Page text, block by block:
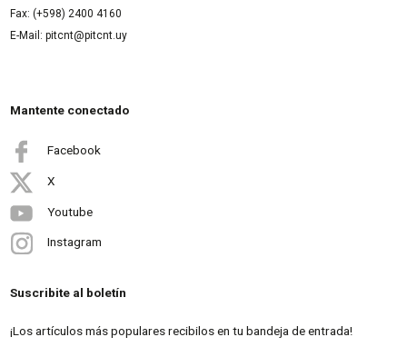
Fax: (+598) 2400 4160
E-Mail: pitcnt@pitcnt.uy
Mantente conectado
Facebook
X
Youtube
Instagram
Suscribite al boletín
¡Los artículos más populares recibilos en tu bandeja de entrada!